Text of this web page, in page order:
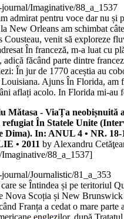
Imaginative/88_a_1537
admirat pentru voce dar nu și
New Orleans am schimbat
Cousteau, venit să exploreze
În franceză, m-a luat cu
adică făcând parte dintre
În jur de 1770 aceștia au
Louisiana. Ajuns În Florida, am
aflați acolo. In Florida mi-au
Mătasa - ViaȚa neobișnuită
În Statele Unite
Dima). In: ANUL 4 • NR.
• 2011 by Alexandru
88_a_1537]
Journalistic/81_a_353
se Întindea și pe teritoriul
Nova Scoția și New Brunswick
Franța a cedat o mare parte